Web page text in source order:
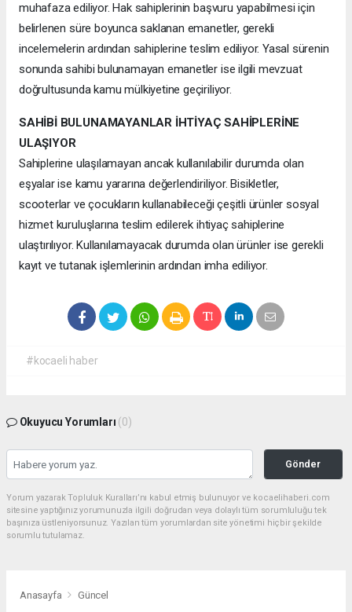
muhafaza ediliyor. Hak sahiplerinin başvuru yapabilmesi için
belirlenen süre boyunca saklanan emanetler, gerekli
incelemelerin ardından sahiplerine teslim ediliyor. Yasal sürenin
sonunda sahibi bulunamayan emanetler ise ilgili mevzuat
doğrultusunda kamu mülkiyetine geçiriliyor.
SAHİBİ BULUNAMAYANLAR İHTİYAÇ SAHİPLERİNE
ULAŞIYOR
Sahiplerine ulaşılamayan ancak kullanılabilir durumda olan
eşyalar ise kamu yararına değerlendiriliyor. Bisikletler,
scooterlar ve çocukların kullanabileceği çeşitli ürünler sosyal
hizmet kuruluşlarına teslim edilerek ihtiyaç sahiplerine
ulaştırılıyor. Kullanılamayacak durumda olan ürünler ise gerekli
kayıt ve tutanak işlemlerinin ardından imha ediliyor.
#kocaeli haber
Okuyucu Yorumları (0)
Gönder
Yorum yazarak Topluluk Kuralları’nı kabul etmiş bulunuyor ve kocaelihaberi.com
sitesine yaptığınız yorumunuzla ilgili doğrudan veya dolaylı tüm sorumluluğu tek
başınıza üstleniyorsunuz. Yazılan tüm yorumlardan site yönetimi hiçbir şekilde
sorumlu tutulamaz.
Anasayfa Güncel